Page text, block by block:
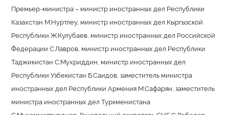
Премьер-министра – министр иностранных дел Республики
Казахстан М.Нуртлеу, министр иностранных дел Кыргызской
Республики Ж.Кулубаев, министр иностранных дел Российской
Федерации С.Лавров, министр иностранных дел Республики
Таджикистан С.Мухриддин, министр иностранных дел
Республики Узбекистан Б.Саидов, заместитель министра
иностранных дел Республики Армения М.Сафарян, заместитель
министра иностранных дел Туркменистана